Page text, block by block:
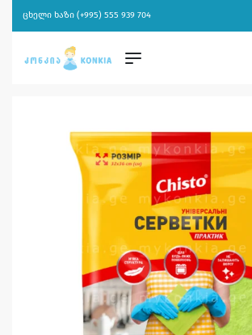
ცხელი ხაზი (+995) 555 939 704